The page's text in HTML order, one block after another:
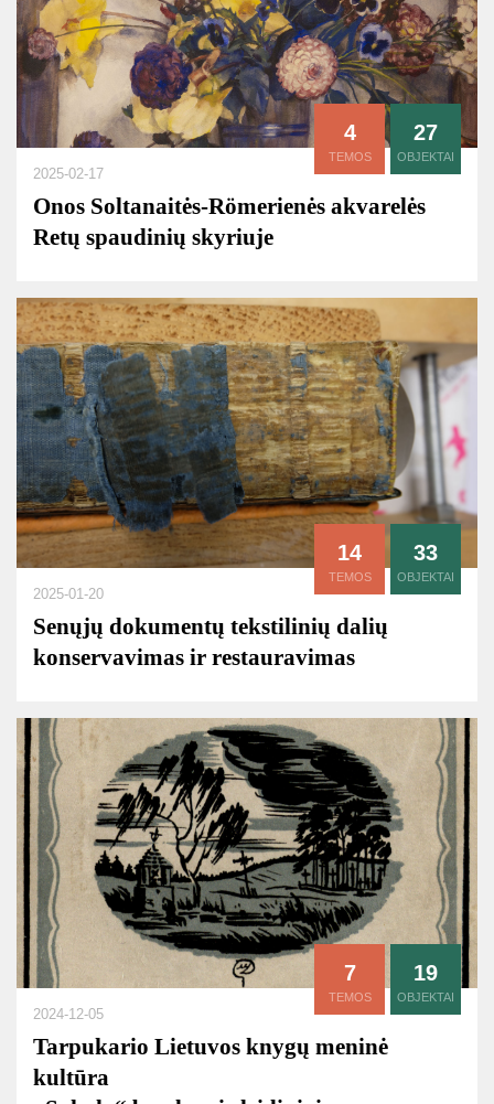
4
TEMOS
27
OBJEKTAI
2025-02-17
Onos Soltanaitės-Römerienės akvarelės
Retų spaudinių skyriuje
14
TEMOS
33
OBJEKTAI
2025-01-20
Senųjų dokumentų tekstilinių dalių
konservavimas ir restauravimas
7
TEMOS
19
OBJEKTAI
2024-12-05
Tarpukario Lietuvos knygų meninė
kultūra